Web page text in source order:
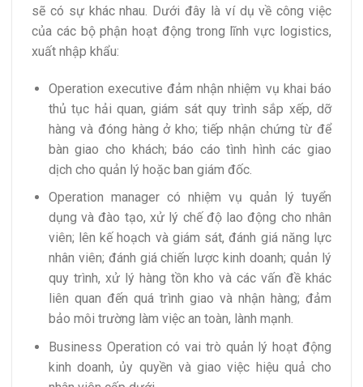
sẽ có sự khác nhau. Dưới đây là ví dụ về công việc
của các bộ phận hoạt động trong lĩnh vực logistics,
xuất nhập khẩu:
Operation executive đảm nhận nhiệm vụ khai báo
thủ tục hải quan, giám sát quy trình sắp xếp, dỡ
hàng và đóng hàng ở kho; tiếp nhận chứng từ để
bàn giao cho khách; báo cáo tình hình các giao
dịch cho quản lý hoặc ban giám đốc.
Operation manager có nhiệm vụ quản lý tuyển
dụng và đào tạo, xử lý chế độ lao động cho nhân
viên; lên kế hoạch và giám sát, đánh giá năng lực
nhân viên; đánh giá chiến lược kinh doanh; quản lý
quy trình, xử lý hàng tồn kho và các vấn đề khác
liên quan đến quá trình giao và nhận hàng; đảm
bảo môi trường làm việc an toàn, lành mạnh.
Business Operation có vai trò quản lý hoạt động
kinh doanh, ủy quyền và giao việc hiệu quả cho